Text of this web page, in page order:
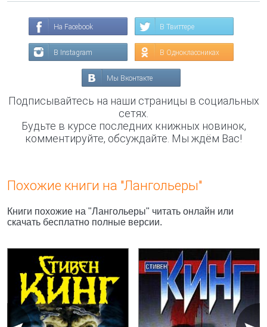
На Facebook В Твиттере
В Instagram В Одноклассниках
Мы Вконтакте
Подписывайтесь на наши страницы в социальных
сетях.
Будьте в курсе последних книжных новинок,
комментируйте, обсуждайте. Мы ждём Вас!
Похожие книги на "Лангольеры"
Книги похожие на "Лангольеры" читать онлайн или
скачать бесплатно полные версии.